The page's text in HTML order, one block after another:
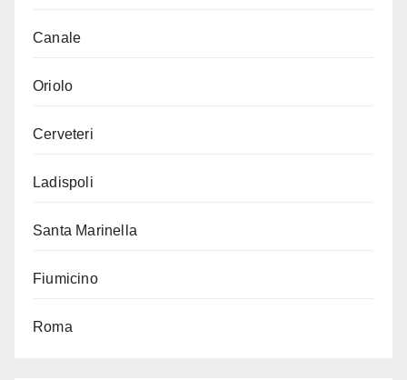
Canale
Oriolo
Cerveteri
Ladispoli
Santa Marinella
Fiumicino
Roma